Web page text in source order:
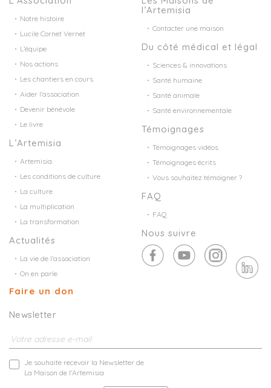
Notre histoire
Lucile Cornet Vernet
L’équipe
Nos actions
Les chantiers en cours
Aider l’association
Devenir bénévole
Le livre
L’Artemisia
Artemisia
Les conditions de culture
La culture
La multiplication
La transformation
Actualités
La vie de l’association
On en parle
Faire un don
l’Artemisia
Contacter une maison
Du côté médical et légal
Sciences & innovations
Santé humaine
Santé animale
Santé environnementale
Témoignages
Témoignages vidéos
Témoignages écrits
Vous souhaitez témoigner ?
FAQ
FAQ
Nous suivre
Newsletter
Je souhaite recevoir la Newsletter de
La Maison de l'Artemisia